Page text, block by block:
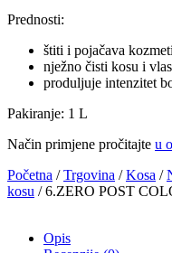
Prednosti:
štiti i pojačava
nježno čisti kosu i
produljuje intenzitet
Pakiranje: 1 L
Način primjene pročitajte u
Početna /Trgovina /Kosa /
kosu / 6.ZERO POST
Opis